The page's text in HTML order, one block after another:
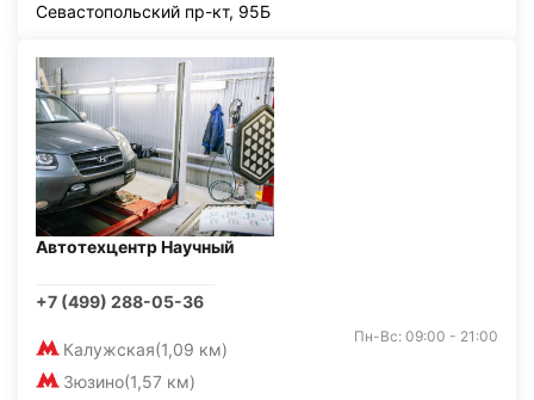
Севастопольский пр-кт, 95Б
Автотехцентр Научный
+7 (499) 288-05-36
Калужская(1,09 км)
Зюзино(1,57 км)
Пн-Вс: 09:00 - 21:00